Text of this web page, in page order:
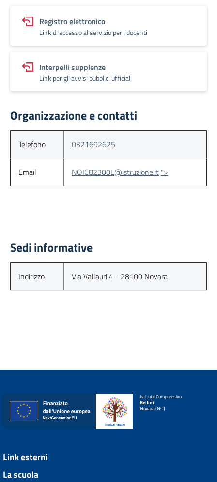
Registro elettronico
Link di accesso al servizio per i docenti
Interpelli supplenze
Link per gli avvisi pubblici ufficiali
Organizzazione e contatti
Telefono 0321692625
Email NOIC82300L@istruzione.it ">
Sedi informative
Indirizzo Via Vallauri 4 - 28100 Novara
Istituto Comprensivo
Bellini
Novara (NO)
Link esterni
La scuola